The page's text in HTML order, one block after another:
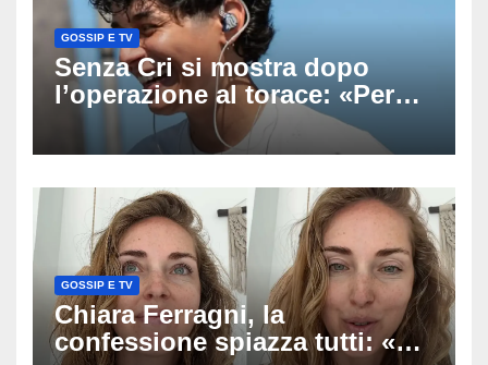
GOSSIP E TV
Senza Cri si mostra dopo
l’operazione al torace: «Per
anni mi sentivo in trappola», il
racconto sul difficile percorso
GOSSIP E TV
Chiara Ferragni, la
confessione spiazza tutti: «Un